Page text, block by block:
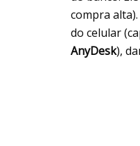
compra
do celular
AnyDesk),